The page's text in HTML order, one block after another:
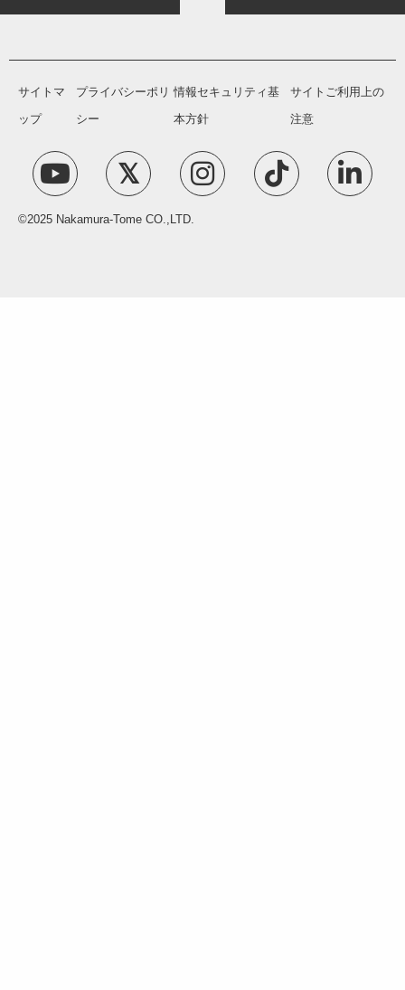
サイトマ
ップ
プライバシーポリ
シー
情報セキュリティ基
本方針
サイトご利用上の
注意
©2025 Nakamura-Tome CO.,LTD.